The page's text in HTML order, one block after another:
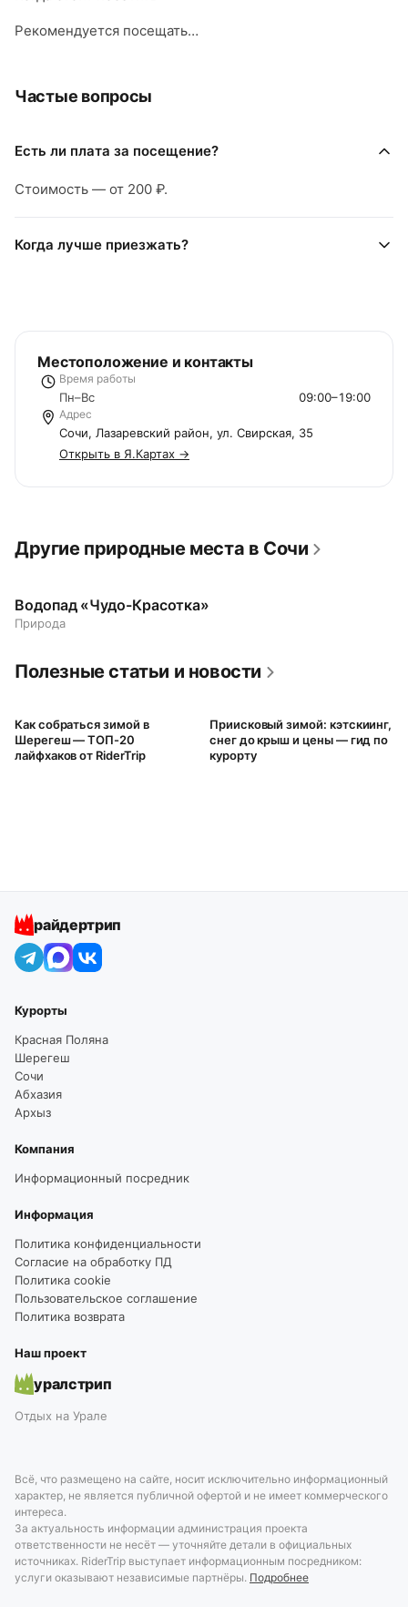
Рекомендуется посещать…
Частые вопросы
Есть ли плата за посещение?
Стоимость — от 200 ₽.
Когда лучше приезжать?
Местоположение и контакты
Время работы
Пн–Вс 09:00–19:00
Адрес
Сочи, Лазаревский район, ул. Свирская, 35
Открыть в Я.Картах →
Другие природные места в Сочи
Водопад «Чудо-Красотка»
Природа
Полезные статьи и новости
Как собраться зимой в
Шерегеш — ТОП-20
лайфхаков от RiderTrip
Приисковый зимой: кэтскиинг,
снег до крыш и цены — гид по
курорту
райдертрип
Курорты
Красная Поляна
Шерегеш
Сочи
Абхазия
Архыз
Компания
Информационный посредник
Информация
Политика конфиденциальности
Согласие на обработку ПД
Политика cookie
Пользовательское соглашение
Политика возврата
Наш проект
уралстрип
Отдых на Урале
Всё, что размещено на сайте, носит исключительно информационный
характер, не является публичной офертой и не имеет коммерческого
интереса.
За актуальность информации администрация проекта
ответственности не несёт — уточняйте детали в официальных
источниках. RiderTrip выступает информационным посредником:
услуги оказывают независимые партнёры. Подробнее